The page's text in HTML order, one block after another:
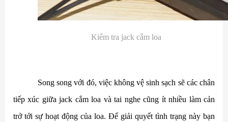
Kiểm tra jack cắm loa
Song song với đó, việc không vệ sinh sạch sẽ các chân
tiếp xúc giữa jack cắm loa và tai nghe cũng ít nhiều làm cản
trở tới sự hoạt động của loa. Để giải quyết tình trạng này bạn